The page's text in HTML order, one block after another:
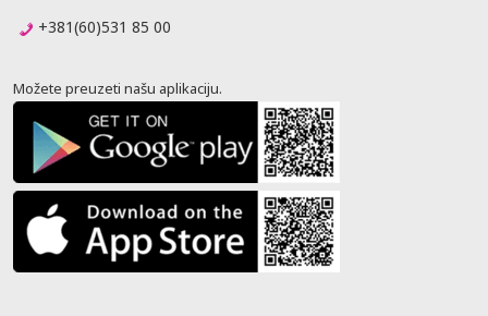
+381(60)531 85 00
Možete preuzeti našu aplikaciju.